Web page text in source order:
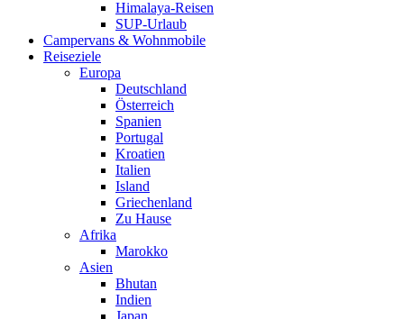
Himalaya-Reisen
SUP-Urlaub
Campervans & Wohnmobile
Reiseziele
Europa
Deutschland
Österreich
Spanien
Portugal
Kroatien
Italien
Island
Griechenland
Zu Hause
Afrika
Marokko
Asien
Bhutan
Indien
Japan